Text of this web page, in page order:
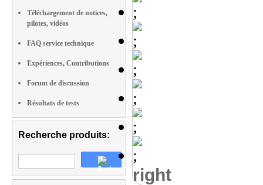
Téléchargement de notices,
pilotes, vidéos
FAQ service technique
Expériences, Contributions
Forum de discussion
Résultats de tests
Recherche produits:
right